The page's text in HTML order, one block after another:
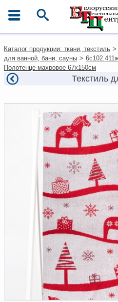
Каталог
Ткани
Домашний текстиль
Одежда
Текстиль для ресторанов и
гостиниц
Текстильная галантерея и
фурнитура
Условия работы
Оплата и доставка
Как оформить заказ
Вакансии
Как нас найти
Написать нам
Доверенность на
получение груза
Документы по работе с
персональными данными
Письмо руководителю
Вопросы и ответы
Каталог продукции: ткани, текстиль >
для ванной, бани, сауны >
Полотенце махровое 67х150см
Текстиль